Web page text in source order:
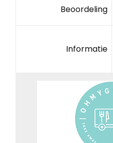
Beoordeling
Informatie